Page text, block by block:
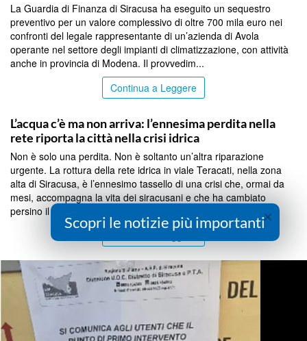
La Guardia di Finanza di Siracusa ha eseguito un sequestro
preventivo per un valore complessivo di oltre 700 mila euro nei
confronti del legale rappresentante di un’azienda di Avola
operante nel settore degli impianti di climatizzazione, con attività
anche in provincia di Modena. Il provvedim...
Continua a Leggere
L’acqua c’è ma non arriva: l’ennesima perdita nella
rete riporta la città nella crisi idrica
Non è solo una perdita. Non è soltanto un’altra riparazione
urgente. La rottura della rete idrica in viale Teracati, nella zona
alta di Siracusa, è l’ennesimo tassello di una crisi che, ormai da
mesi, accompagna la vita dei siracusani e che ha cambiato
persino il modo di leggere le co...
Continua a Leggere
×
Scopri le notizie più importanti